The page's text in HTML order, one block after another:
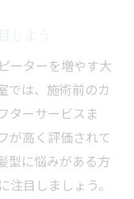
しよう
ーターを増やす大
では、施術前のカ
ターサービスま
が高く評価されて
型に悩みがある方
目しましょう。